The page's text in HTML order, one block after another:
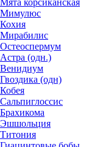
Мята корсиканская
Мимулюс
Кохия
Мирабилис
Остеоспермум
Астра (одн.)
Венидиум
Гвоздика (одн)
Кобея
Сальпиглоссис
Брахикома
Эшшольция
Титония